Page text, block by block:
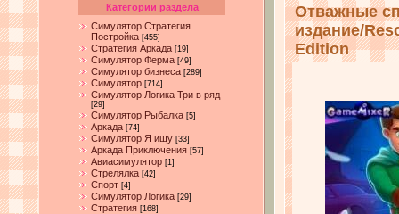
Категории раздела
Симулятор Стратегия
Постройка [455]
Стратегия Аркада [19]
Симулятор Ферма [49]
Симулятор бизнеса [289]
Симулятор [714]
Симулятор Логика Три в ряд
[29]
Симулятор Рыбалка [5]
Аркада [74]
Симулятор Я ищу [33]
Аркада Приключения [57]
Авиасимулятор [1]
Стрелялка [42]
Спорт [4]
Симулятор Логика [29]
Стратегия [168]
Отважные
издание/
Edition